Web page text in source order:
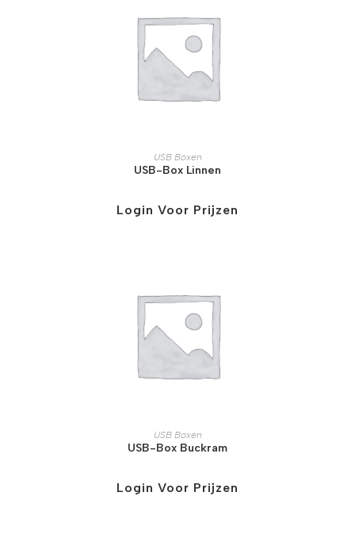
USB Boxen
USB-Box Linnen
Login Voor Prijzen
USB Boxen
USB-Box Buckram
Login Voor Prijzen